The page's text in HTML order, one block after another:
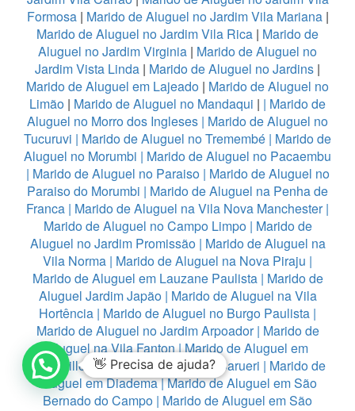
Formosa| Marido de Aluguel no Jardim Vila Mariana|
Marido de Aluguel no Jardim Vila Rica | Marido de
Aluguel no Jardim Virginia | Marido de Aluguel no
Jardim Vista Linda | Marido de Aluguel no Jardins |
Marido de Aluguel em Lajeado | Marido de Aluguel no
Limão | Marido de Aluguel no Mandaqui | | Marido de
Aluguel no Morro dos Ingleses | Marido de Aluguel no
Tucuruvi | Marido de Aluguel no Tremembé | Marido de
Aluguel no Morumbi | Marido de Aluguel no Pacaembu
| Marido de Aluguel no Paraiso| Marido de Aluguel no
Paraiso do Morumbi | Marido de Aluguel na Penha de
Franca | Marido de Aluguel na Vila Nova Manchester|
Marido de Aluguel no Campo Limpo| Marido de
Aluguel no Jardim Promissão| Marido de Aluguel na
Vila Norma | Marido de Aluguel na Nova Piraju |
Marido de Aluguel em Lauzane Paulista| Marido de
Aluguel Jardim Japão| Marido de Aluguel na Vila
Hortência | Marido de Aluguel no Burgo Paulista |
Marido de Aluguel no Jardim Arpoador| Marido de
Aluguel na Vila Fanton|Marido de Aluguel em
Alphaville |Marido de Aluguel no Barueri | Marido de
Aluguel em Diadema|Marido de Aluguel em São
Bernado do Campo | Marido de Aluguel em São
👋 Precisa de ajuda?